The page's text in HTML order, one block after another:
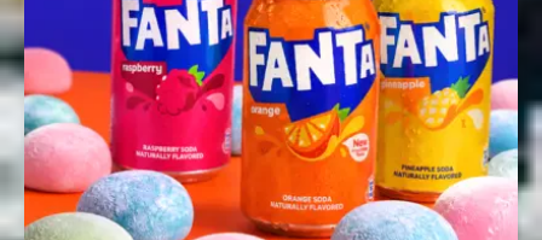
Nombre *
Email *
Comentario *